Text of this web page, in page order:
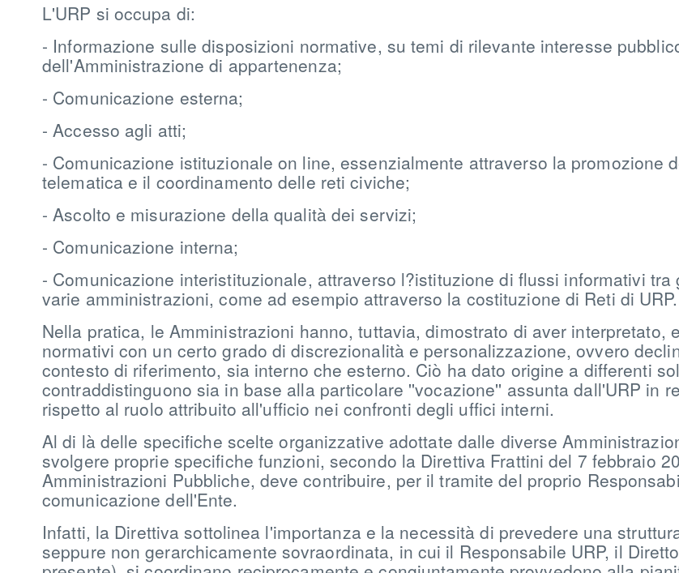
L'URP si occupa di:
- Informazione sulle disposizioni normative, su temi di rilevante interesse
dell'Amministrazione di appartenenza;
- Comunicazione esterna;
- Accesso agli atti;
- Comunicazione istituzionale on line, essenzialmente attraverso la promozione
telematica e il coordinamento delle reti civiche;
- Ascolto e misurazione della qualità dei servizi;
- Comunicazione interna;
- Comunicazione interistituzionale, attraverso l?istituzione di flussi informativi
varie amministrazioni, come ad esempio attraverso la costituzione di Reti di URP.
Nella pratica, le Amministrazioni hanno, tuttavia, dimostrato di aver
normativi con un certo grado di discrezionalità e personalizzazione, ovvero
contesto di riferimento, sia interno che esterno. Ciò ha dato origine a differenti
contraddistinguono sia in base alla particolare ''vocazione'' assunta dall'URP in
rispetto al ruolo attribuito all'ufficio nei confronti degli uffici interni.
Al di là delle specifiche scelte organizzative adottate dalle diverse
svolgere proprie specifiche funzioni, secondo la Direttiva Frattini del 7 febbraio
Amministrazioni Pubbliche, deve contribuire, per il tramite del proprio
comunicazione dell'Ente.
Infatti, la Direttiva sottolinea l'importanza e la necessità di prevedere una
seppure non gerarchicamente sovraordinata, in cui il Responsabile URP, il